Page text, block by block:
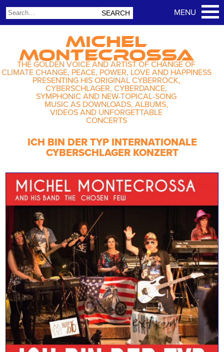
MICHEL
MONTECROSSA
THE GOLDEN VOICE AND ARTIST OF CHANGE OF
CLIMATE CHANGE, PEACE, POWER, LOVE AND HAPPINESS
PRESENTING HIS ORIGINAL CYBERROCK,
CYBERSCHLAGER, CYBERDANCE,
SYMPHONIC AND NEW-TOPICAL-SONG
MUSIC AS DOWNLOADS, ALBUMS,
VIDEOS AND UNFORGETTABLE
CONCERTS
ICH BIN DER TYP INTERNATIONALE
CYBERSCHLAGER KONZERT